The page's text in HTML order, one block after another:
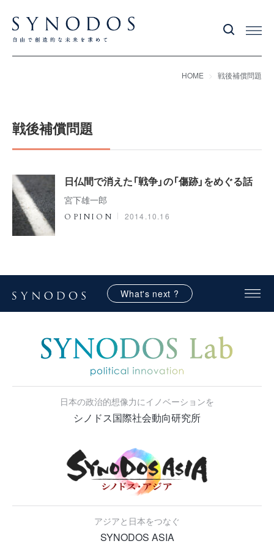
HOME 戦後補償問題
戦後補償問題
日仏間で消えた「戦争」の「傷跡」をめぐる話
宮下雄一郎
OPINION 2014.10.16
What's next ?
日本の政治的想像力にイノベーションを
シノドス国際社会動向研究所
アジアと日本をつなぐ
SYNODOS ASIA